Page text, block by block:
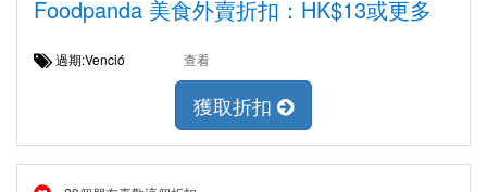
Foodpanda 美食外賣折扣：HK$13或更多
過期:Venció 查看
獲取折扣